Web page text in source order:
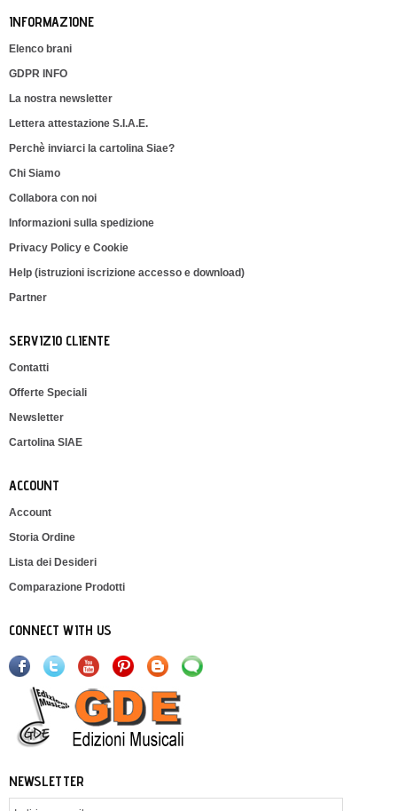
INFORMAZIONE
Elenco brani
GDPR INFO
La nostra newsletter
Lettera attestazione S.I.A.E.
Perchè inviarci la cartolina Siae?
Chi Siamo
Collabora con noi
Informazioni sulla spedizione
Privacy Policy e Cookie
Help (istruzioni iscrizione accesso e download)
Partner
SERVIZIO CLIENTE
Contatti
Offerte Speciali
Newsletter
Cartolina SIAE
ACCOUNT
Account
Storia Ordine
Lista dei Desideri
Comparazione Prodotti
CONNECT WITH US
NEWSLETTER